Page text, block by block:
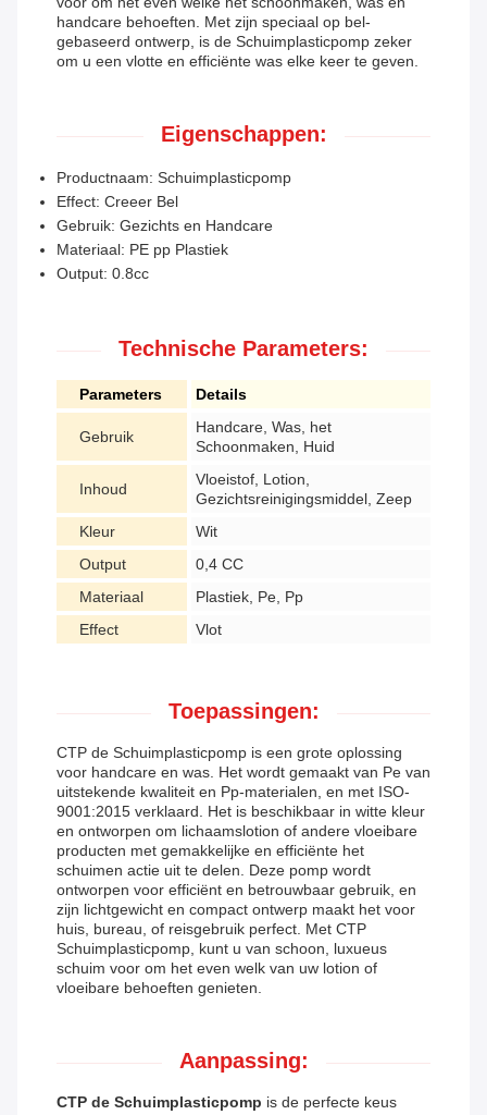
handcare behoeften. Met zijn speciaal op bel-
gebaseerd ontwerp, is de Schuimplasticpomp zeker
om u een vlotte en efficiënte was elke keer te geven.
Eigenschappen:
Productnaam: Schuimplasticpomp
Effect: Creeer Bel
Gebruik: Gezichts en Handcare
Materiaal: PE pp Plastiek
Output: 0.8cc
Technische Parameters:
Parameters Details
Gebruik
Handcare, Was, het
Schoonmaken, Huid
Inhoud
Vloeistof, Lotion,
Gezichtsreinigingsmiddel, Zeep
Kleur
Wit
Output
0,4 CC
Materiaal
Plastiek, Pe, Pp
Effect
Vlot
Toepassingen:
CTP de Schuimplasticpomp is een grote oplossing
voor handcare en was. Het wordt gemaakt van Pe van
uitstekende kwaliteit en Pp-materialen, en met ISO-
9001:2015 verklaard. Het is beschikbaar in witte kleur
en ontworpen om lichaamslotion of andere vloeibare
producten met gemakkelijke en efficiënte het
schuimen actie uit te delen. Deze pomp wordt
ontworpen voor efficiënt en betrouwbaar gebruik, en
zijn lichtgewicht en compact ontwerp maakt het voor
huis, bureau, of reisgebruik perfect. Met CTP
Schuimplasticpomp, kunt u van schoon, luxueus
schuim voor om het even welk van uw lotion of
vloeibare behoeften genieten.
Aanpassing:
CTP de Schuimplasticpomp is de perfecte keus